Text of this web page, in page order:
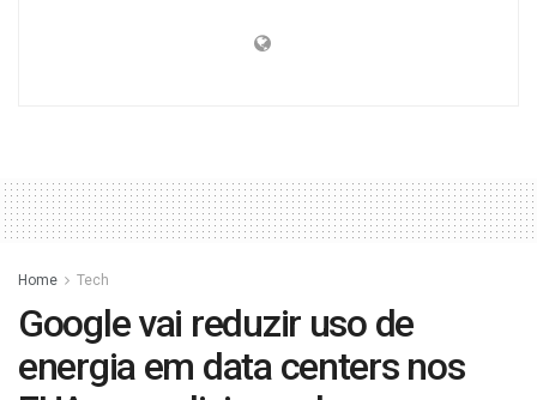
Home Tech
Google vai reduzir uso de
energia em data centers nos